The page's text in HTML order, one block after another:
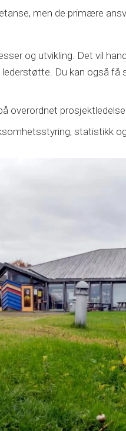
men de primære
og utvikling. Det vil
Du kan også få
overordnet
statistikk